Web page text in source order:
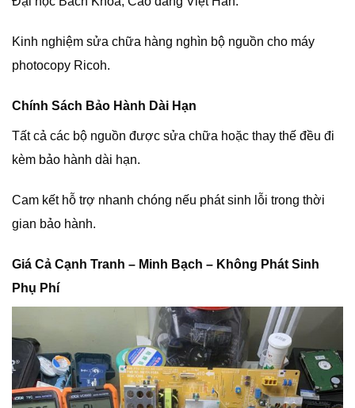
Kinh nghiệm sửa chữa hàng nghìn bộ nguồn cho máy
photocopy Ricoh.
Chính Sách Bảo Hành Dài Hạn
Tất cả các bộ nguồn được sửa chữa hoặc thay thế đều đi
kèm bảo hành dài hạn.
Cam kết hỗ trợ nhanh chóng nếu phát sinh lỗi trong thời
gian bảo hành.
Giá Cả Cạnh Tranh – Minh Bạch – Không Phát Sinh
Phụ Phí